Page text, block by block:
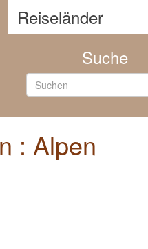
Suche
: Alpen